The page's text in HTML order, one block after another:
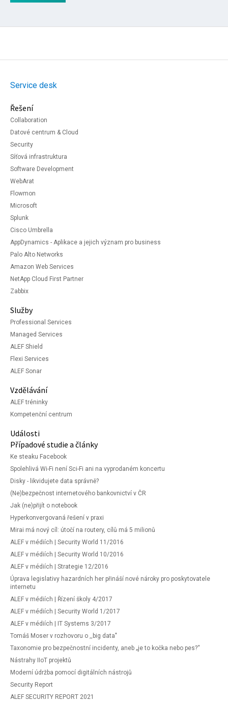
Service desk
Řešení
Collaboration
Datové centrum & Cloud
Security
Síťová infrastruktura
Software Development
WebArat
Flowmon
Microsoft
Splunk
Cisco Umbrella
AppDynamics - Aplikace a jejich význam pro business
Palo Alto Networks
Amazon Web Services
NetApp Cloud First Partner
Zabbix
Služby
Professional Services
Managed Services
ALEF Shield
Flexi Services
ALEF Sonar
Vzdělávání
ALEF tréninky
Kompetenční centrum
Události
Případové studie a články
Ke steaku Facebook
Spolehlivá Wi-Fi není Sci-Fi ani na vyprodaném koncertu
Disky - likvidujete data správně?
(Ne)bezpečnost internetového bankovnictví v ČR
Jak (ne)přijít o notebook
Hyperkonvergovaná řešení v praxi
Mirai má nový cíl: útočí na routery, cílů má 5 milionů
ALEF v médiích | Security World 11/2016
ALEF v médiích | Security World 10/2016
ALEF v médiích | Strategie 12/2016
Úprava legislativy hazardních her přináší nové nároky pro poskytovatele
internetu
ALEF v médiích | Řízení školy 4/2017
ALEF v médiích | Security World 1/2017
ALEF v médiích | IT Systems 3/2017
Tomáš Moser v rozhovoru o ,,big data"
Taxonomie pro bezpečnostní incidenty, aneb „je to kočka nebo pes?“
Nástrahy IIoT projektů
Moderní údržba pomocí digitálních nástrojů
Security Report
ALEF SECURITY REPORT 2021